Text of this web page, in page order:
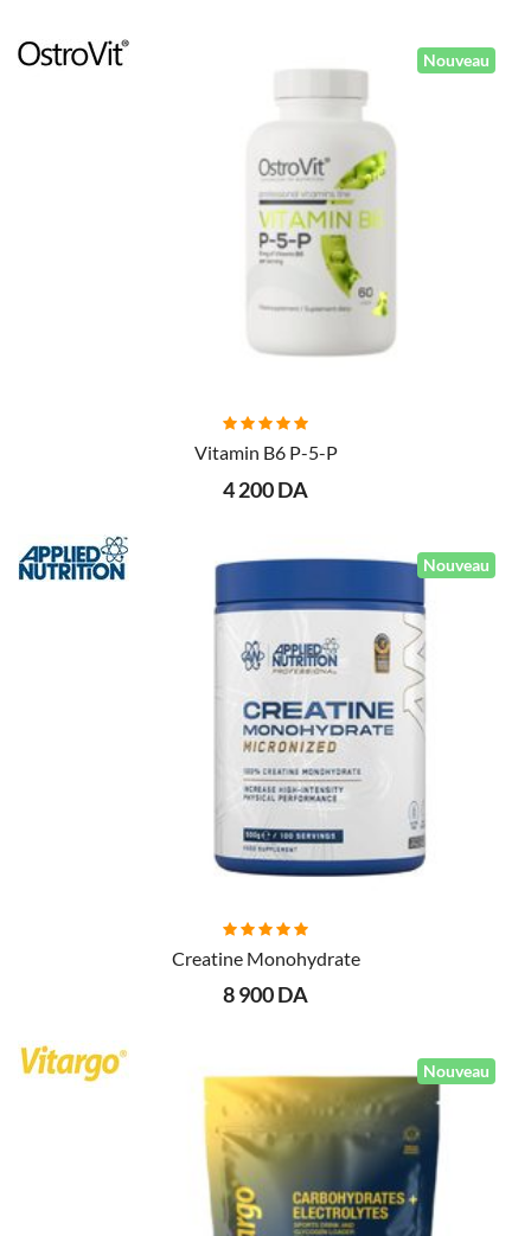
Nouveau
AJOUTER AU PANIER
Vitamin B6 P-5-P
4 200 DA
Nouveau
AJOUTER AU PANIER
Creatine Monohydrate
8 900 DA
Nouveau